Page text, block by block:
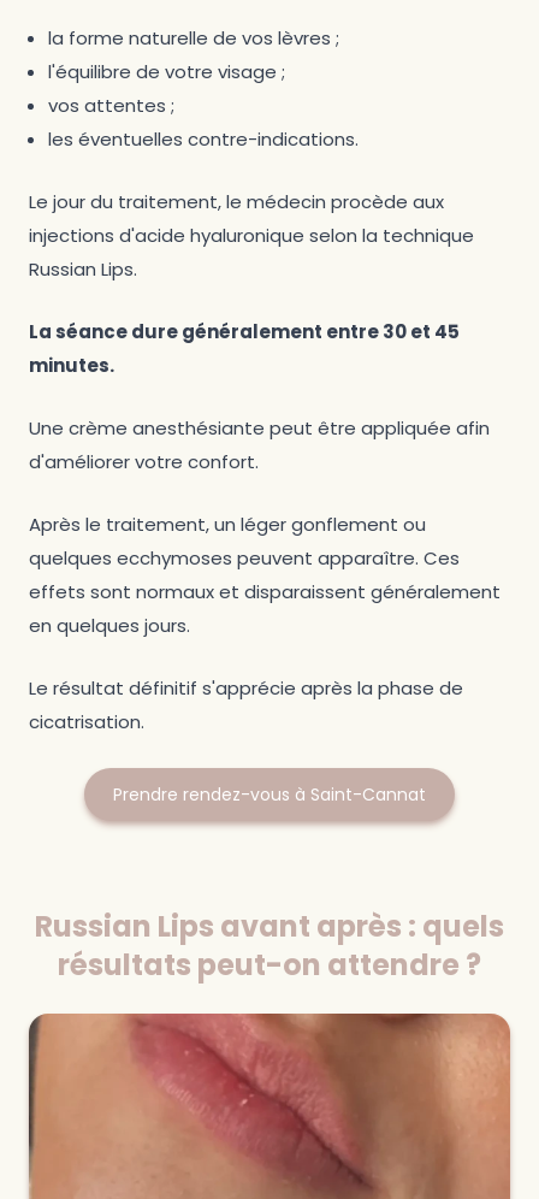
la forme naturelle de vos lèvres ;
l'équilibre de votre visage ;
vos attentes ;
les éventuelles contre-indications.
Le jour du traitement, le médecin procède aux
injections d'acide hyaluronique selon la technique
Russian Lips.
La séance dure généralement entre 30 et 45
minutes.
Une crème anesthésiante peut être appliquée afin
d'améliorer votre confort.
Après le traitement, un léger gonflement ou
quelques ecchymoses peuvent apparaître. Ces
effets sont normaux et disparaissent généralement
en quelques jours.
Le résultat définitif s'apprécie après la phase de
cicatrisation.
Prendre rendez-vous à Saint-Cannat
Russian Lips avant après : quels
résultats peut-on attendre ?